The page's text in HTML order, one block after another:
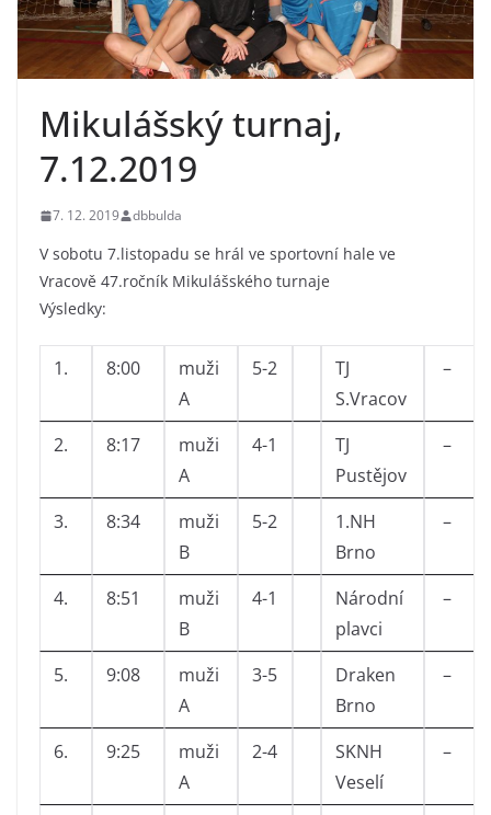
Mikulášský turnaj,
7.12.2019
7. 12. 2019 dbbulda
V sobotu 7.listopadu se hrál ve sportovní hale ve
Vracově 47.ročník Mikulášského turnaje
Výsledky:
1. 8:00
muži
A
5-2
TJ
S.Vracov
–
2. 8:17
muži
A
4-1
TJ
Pustějov
–
3. 8:34
muži
B
5-2
1.NH
Brno
–
4. 8:51
muži
B
4-1
Národní
plavci
–
5. 9:08
muži
A
3-5
Draken
Brno
–
6. 9:25
muži
A
2-4
SKNH
Veselí
–